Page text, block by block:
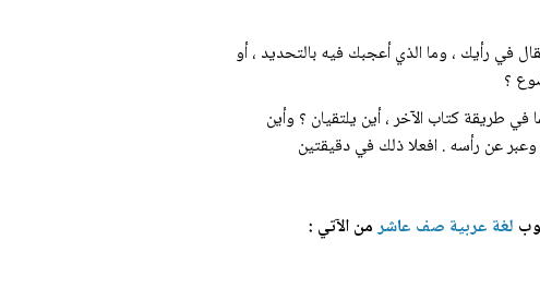
في رأيك ، وما الذي أعجبك فيه بالتحديد ، أو
؟
طريقة كتاب الآخر ، أين يلتقيان ؟ وأين
عن رأسه . افعلا ذلك في دقيقتين
لغة عربية صف عاشرمن الآتي :